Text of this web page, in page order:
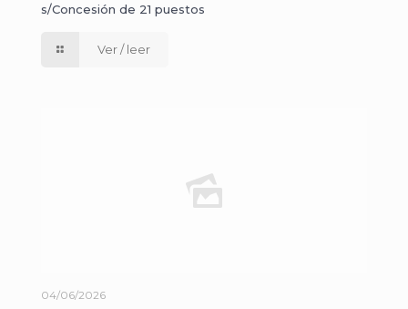
s/Concesión de 21 puestos
Ver / leer
04/06/2026